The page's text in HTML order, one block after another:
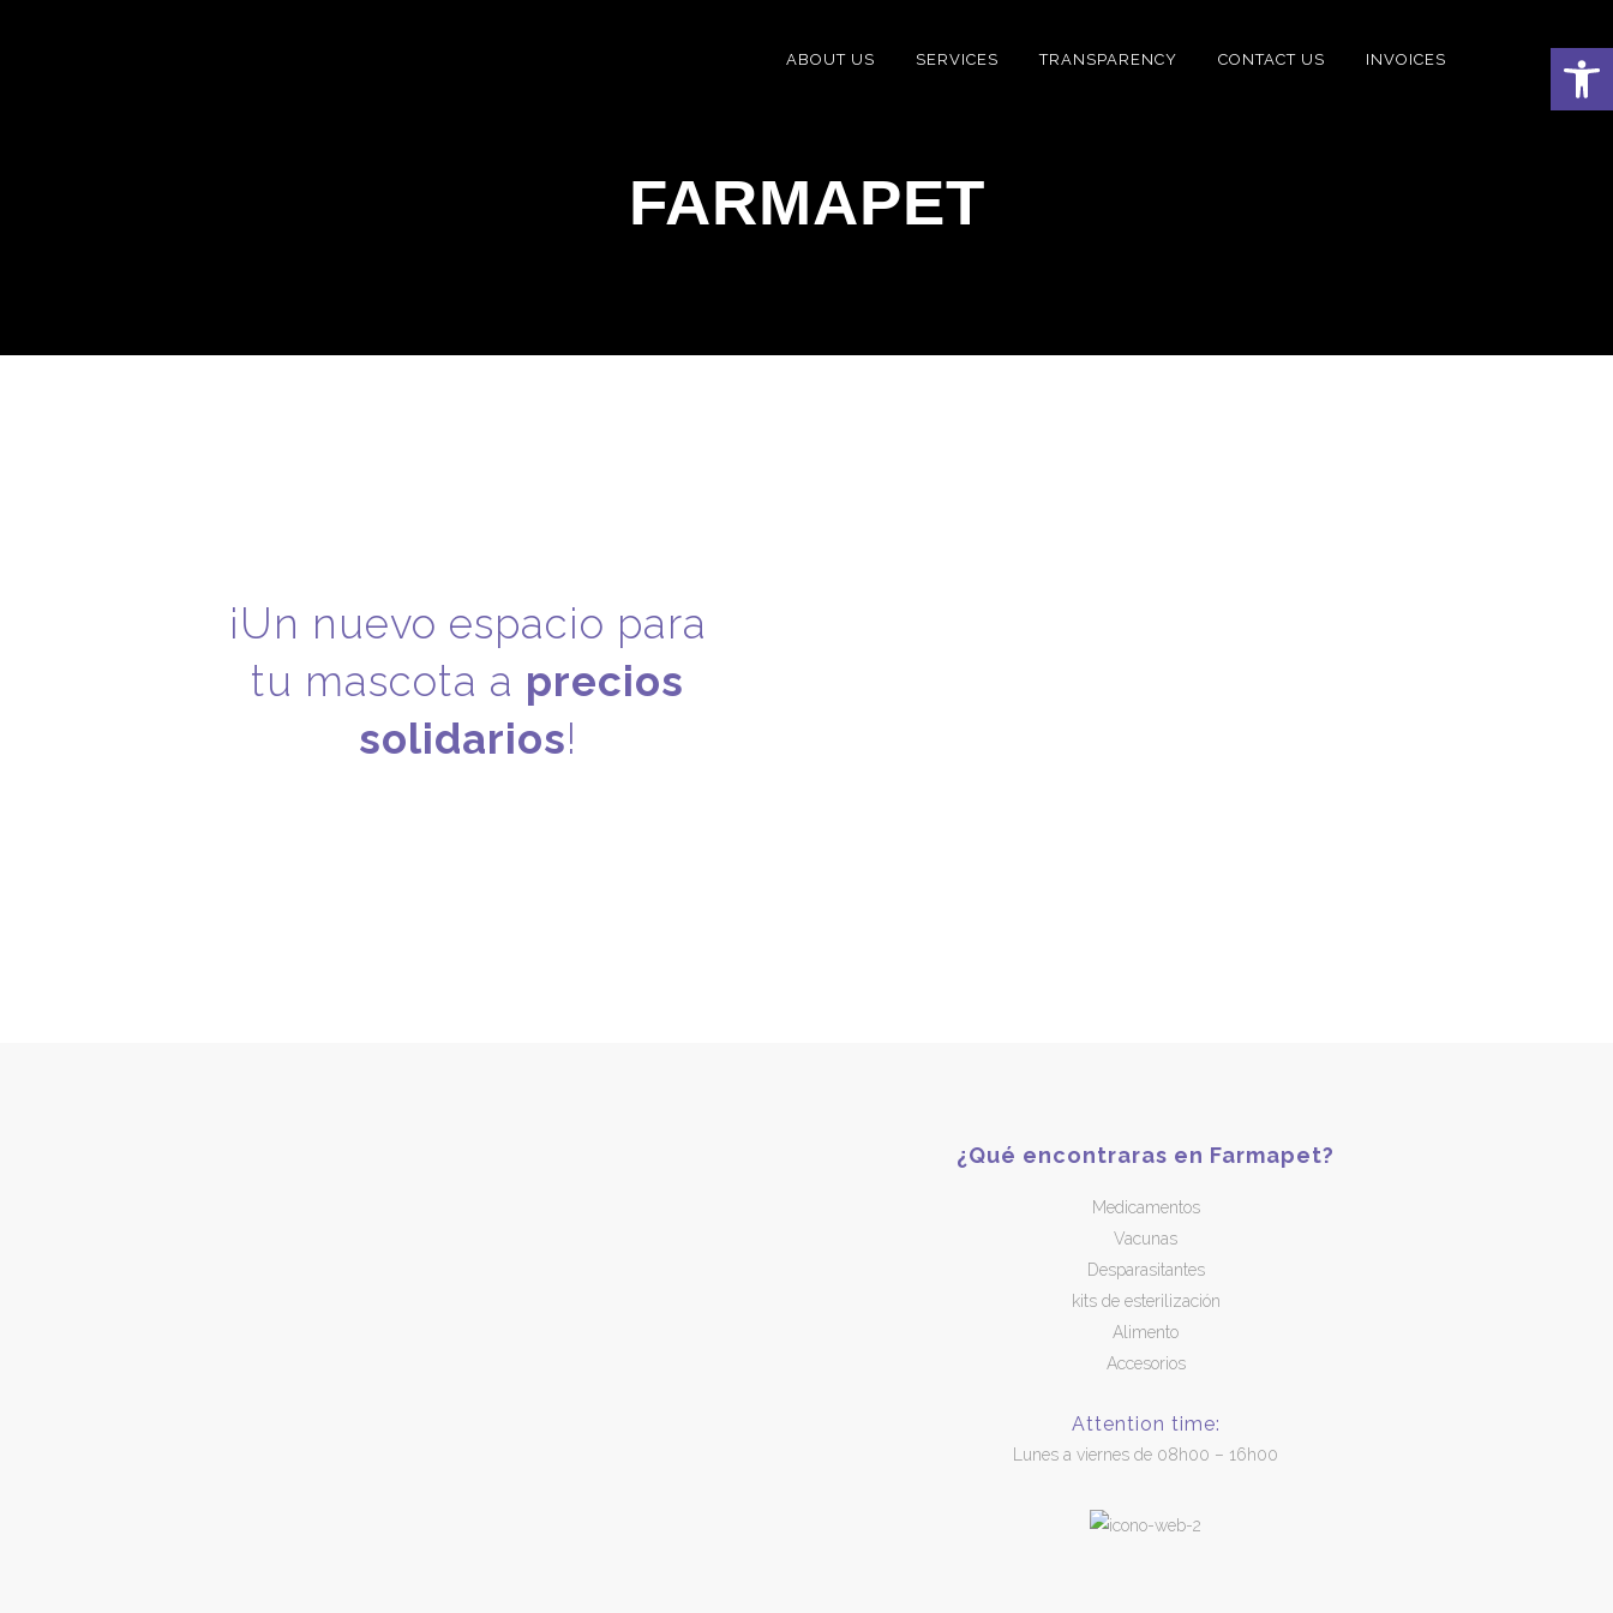
ABOUT US SERVICES TRANSPARENCY CONTACT US INVOICES
FARMAPET
¡Un nuevo espacio para
tu mascota a precios
solidarios!
¿Qué encontraras en Farmapet?
Medicamentos
Vacunas
Desparasitantes
kits de esterilización
Alimento
Accesorios
Attention time:
Lunes a viernes de 08h00 – 16h00